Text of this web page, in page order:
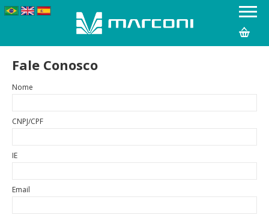
Fale Conosco
Nome
CNPJ/CPF
IE
Email